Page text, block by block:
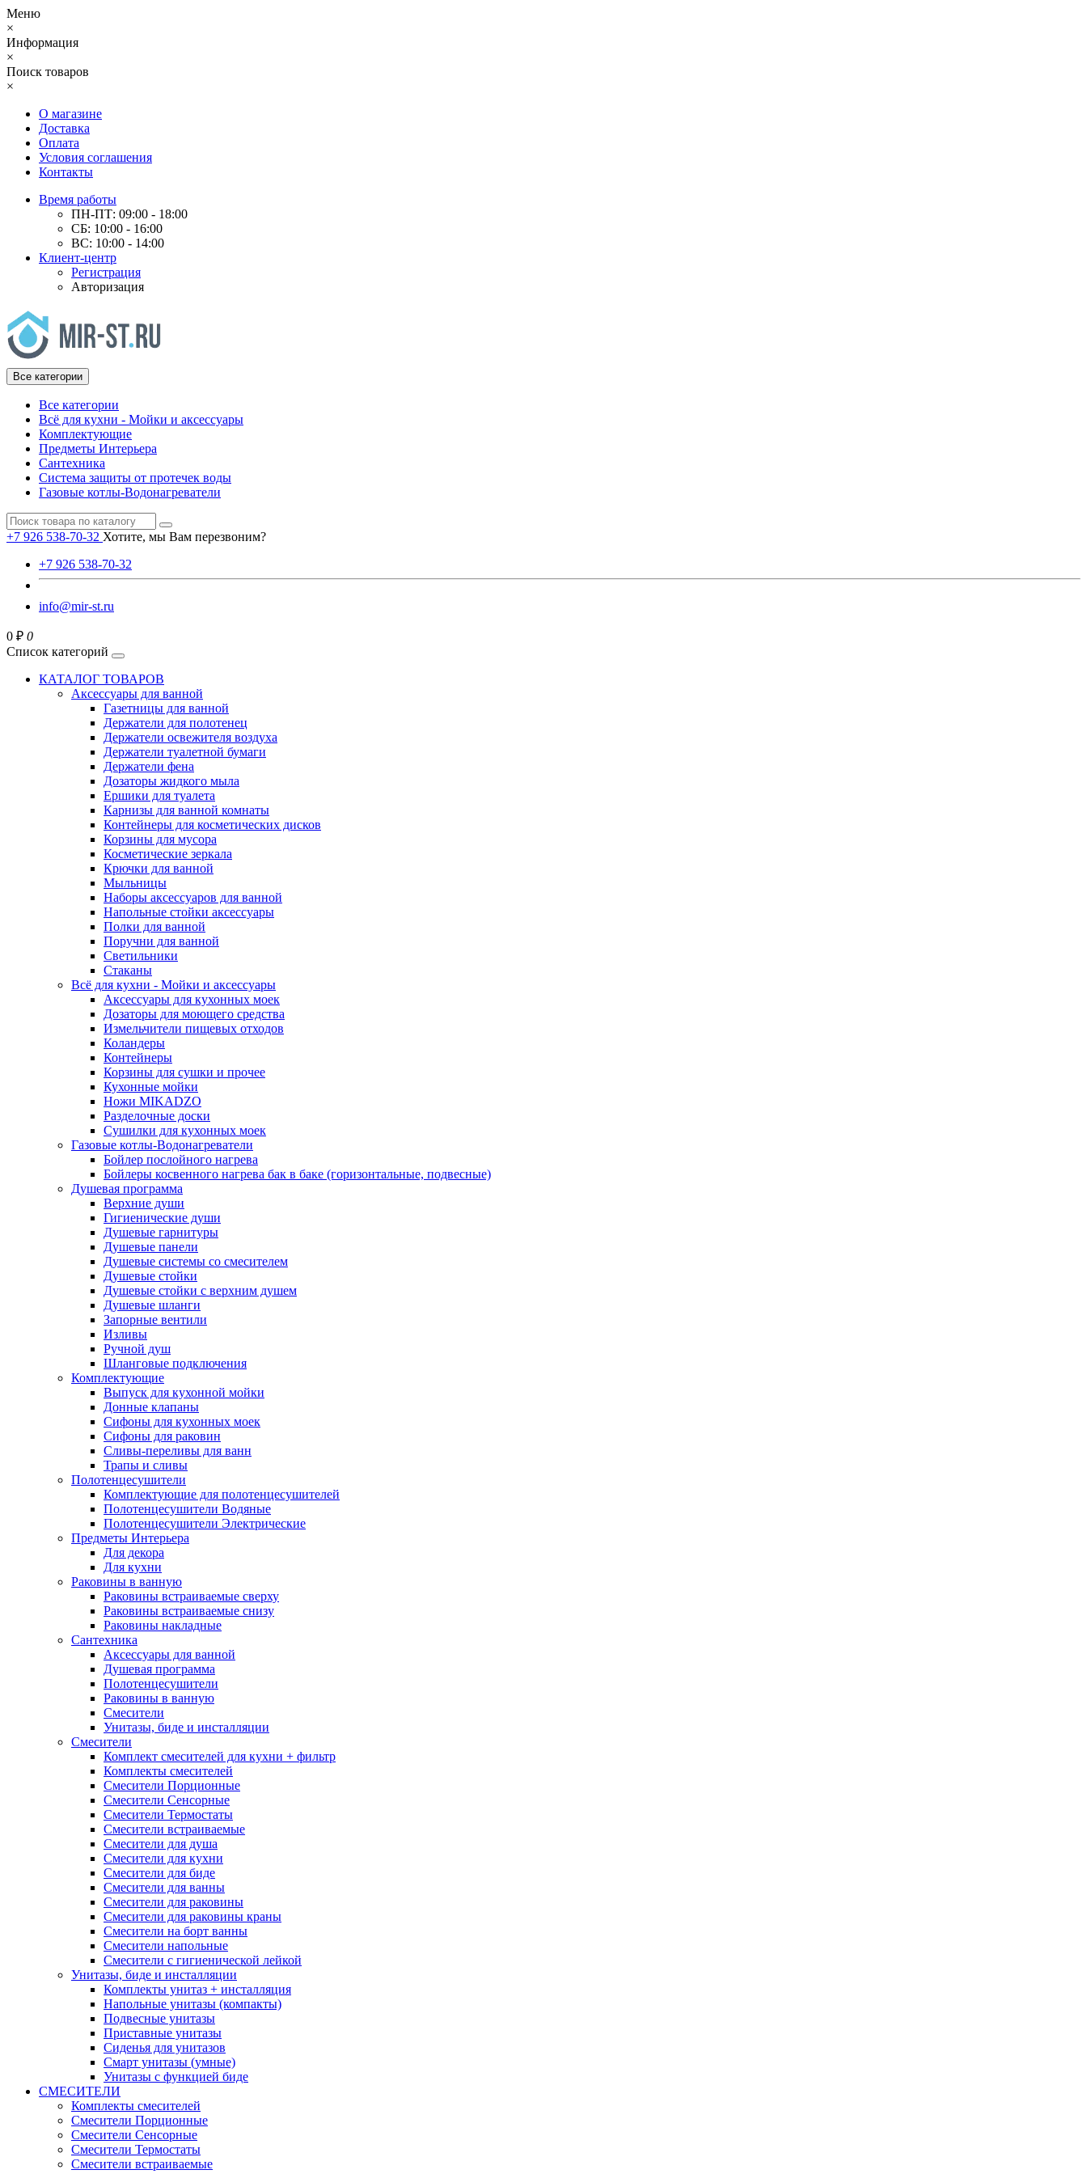
Меню
×
Информация
×
Поиск товаров
×
О магазине
Доставка
Оплата
Условия соглашения
Контакты
Время работы
ПН-ПТ: 09:00 - 18:00
СБ: 10:00 - 16:00
ВС: 10:00 - 14:00
Клиент-центр
Регистрация
Авторизация
Все категории
Все категории
Всё для кухни - Мойки и аксессуары
Комплектующие
Предметы Интерьера
Сантехника
Система защиты от протечек воды
Газовые котлы-Водонагреватели
+7 926 538-70-32 Хотите, мы Вам перезвоним?
+7 926 538-70-32
info@mir-st.ru
0 ₽ 0
Список категорий
КАТАЛОГ ТОВАРОВ
Аксессуары для ванной
Газетницы для ванной
Держатели для полотенец
Держатели освежителя воздуха
Держатели туалетной бумаги
Держатели фена
Дозаторы жидкого мыла
Ершики для туалета
Карнизы для ванной комнаты
Контейнеры для косметических дисков
Корзины для мусора
Косметические зеркала
Крючки для ванной
Мыльницы
Наборы аксессуаров для ванной
Напольные стойки аксессуары
Полки для ванной
Поручни для ванной
Светильники
Стаканы
Всё для кухни - Мойки и аксессуары
Аксессуары для кухонных моек
Дозаторы для моющего средства
Измельчители пищевых отходов
Коландеры
Контейнеры
Корзины для сушки и прочее
Кухонные мойки
Ножи MIKADZO
Разделочные доски
Сушилки для кухонных моек
Газовые котлы-Водонагреватели
Бойлер послойного нагрева
Бойлеры косвенного нагрева бак в баке (горизонтальные, подвесные)
Душевая программа
Верхние души
Гигиенические души
Душевые гарнитуры
Душевые панели
Душевые системы со смесителем
Душевые стойки
Душевые стойки с верхним душем
Душевые шланги
Запорные вентили
Изливы
Ручной душ
Шланговые подключения
Комплектующие
Выпуск для кухонной мойки
Донные клапаны
Сифоны для кухонных моек
Сифоны для раковин
Сливы-переливы для ванн
Трапы и сливы
Полотенцесушители
Комплектующие для полотенцесушителей
Полотенцесушители Водяные
Полотенцесушители Электрические
Предметы Интерьера
Для декора
Для кухни
Раковины в ванную
Раковины встраиваемые сверху
Раковины встраиваемые снизу
Раковины накладные
Сантехника
Аксессуары для ванной
Душевая программа
Полотенцесушители
Раковины в ванную
Смесители
Унитазы, биде и инсталляции
Смесители
Комплект смесителей для кухни + фильтр
Комплекты смесителей
Смесители Порционные
Смесители Сенсорные
Смесители Термостаты
Смесители встраиваемые
Смесители для душа
Смесители для кухни
Смесители для биде
Смесители для ванны
Смесители для раковины
Смесители для раковины краны
Смесители на борт ванны
Смесители напольные
Смесители с гигиенической лейкой
Унитазы, биде и инсталляции
Комплекты унитаз + инсталляция
Напольные унитазы (компакты)
Подвесные унитазы
Приставные унитазы
Сиденья для унитазов
Смарт унитазы (умные)
Унитазы с функцией биде
СМЕСИТЕЛИ
Комплекты смесителей
Смесители Порционные
Смесители Сенсорные
Смесители Термостаты
Смесители встраиваемые